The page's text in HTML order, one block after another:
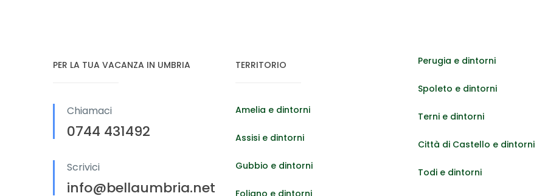
PER LA TUA VACANZA IN UMBRIA
Chiamaci
0744 431492
Scrivici
info@bellaumbria.net
TERRITORIO
Amelia e dintorni
Assisi e dintorni
Gubbio e dintorni
Foligno e dintorni
Perugia e dintorni
Spoleto e dintorni
Terni e dintorni
Città di Castello e dintorni
Todi e dintorni